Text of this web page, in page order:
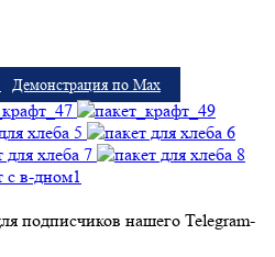
Демонстрация по Max
подписчиков нашего Telegram-